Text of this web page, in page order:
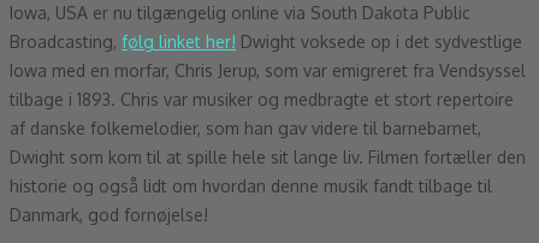
Iowa, USA er nu tilgængelig online via South Dakota Public
Broadcasting, følg linket her! Dwight voksede op i det sydvestlige
Iowa med en morfar, Chris Jerup, som var emigreret fra Vendsyssel
tilbage i 1893. Chris var musiker og medbragte et stort repertoire
af danske folkemelodier, som han gav videre til barnebarnet,
Dwight som kom til at spille hele sit lange liv. Filmen fortæller den
historie og også lidt om hvordan denne musik fandt tilbage til
Danmark, god fornøjelse!